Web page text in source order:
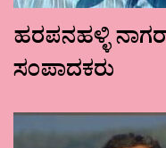
ಹರಪನಹಳ್ಳಿ
ಸಂಪಾದಕರು